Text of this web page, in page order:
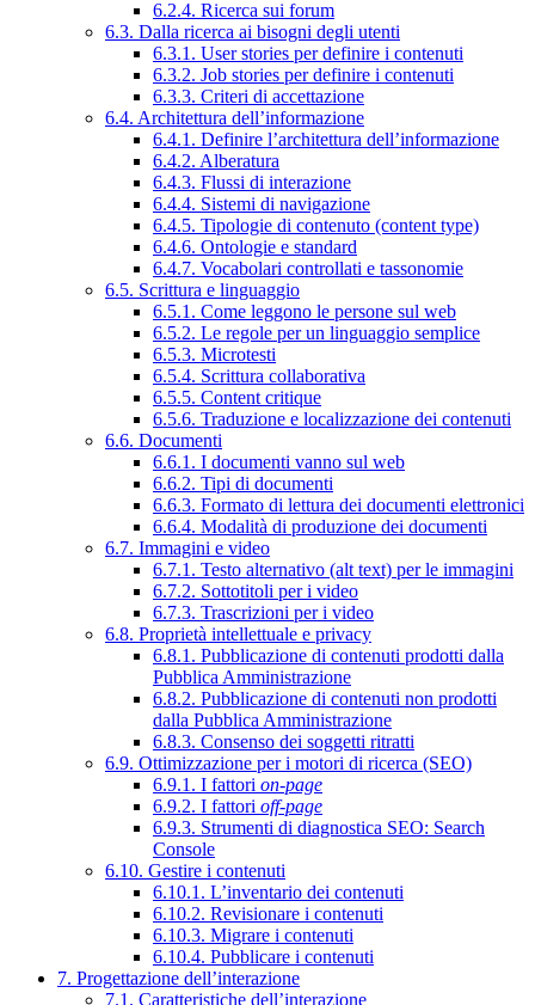
6.2.4. Ricerca sui forum
6.3. Dalla ricerca ai bisogni degli utenti
6.3.1. User stories per definire i contenuti
6.3.2. Job stories per definire i contenuti
6.3.3. Criteri di accettazione
6.4. Architettura dell’informazione
6.4.1. Definire l’architettura dell’informazione
6.4.2. Alberatura
6.4.3. Flussi di interazione
6.4.4. Sistemi di navigazione
6.4.5. Tipologie di contenuto (content type)
6.4.6. Ontologie e standard
6.4.7. Vocabolari controllati e tassonomie
6.5. Scrittura e linguaggio
6.5.1. Come leggono le persone sul web
6.5.2. Le regole per un linguaggio semplice
6.5.3. Microtesti
6.5.4. Scrittura collaborativa
6.5.5. Content critique
6.5.6. Traduzione e localizzazione dei contenuti
6.6. Documenti
6.6.1. I documenti vanno sul web
6.6.2. Tipi di documenti
6.6.3. Formato di lettura dei documenti elettronici
6.6.4. Modalità di produzione dei documenti
6.7. Immagini e video
6.7.1. Testo alternativo (alt text) per le immagini
6.7.2. Sottotitoli per i video
6.7.3. Trascrizioni per i video
6.8. Proprietà intellettuale e privacy
6.8.1. Pubblicazione di contenuti prodotti dalla
Pubblica Amministrazione
6.8.2. Pubblicazione di contenuti non prodotti
dalla Pubblica Amministrazione
6.8.3. Consenso dei soggetti ritratti
6.9. Ottimizzazione per i motori di ricerca (SEO)
6.9.1. I fattori on-page
6.9.2. I fattori off-page
6.9.3. Strumenti di diagnostica SEO: Search
Console
6.10. Gestire i contenuti
6.10.1. L’inventario dei contenuti
6.10.2. Revisionare i contenuti
6.10.3. Migrare i contenuti
6.10.4. Pubblicare i contenuti
7. Progettazione dell’interazione
7.1. Caratteristiche dell’interazione